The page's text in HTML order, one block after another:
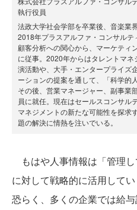
執行役員
法政大学社会学部を卒業後、音楽業
2018年プラスアルファ・コンサルテ
顧客分析への関心から、マーケティ
に従事。2020年からはタレントマ
演活動や、大手・エンタープライズ
ーションの提案を通して、「科学的
その後、営業マネージャー、副事業
員に就任。現在はセールスコンサル
マネジメントの新たな可能性を探求
題の解決に情熱を注いでいる。
もはや人事情報は「管理
に対して戦略的に活用して
恐らく、多くの企業では給